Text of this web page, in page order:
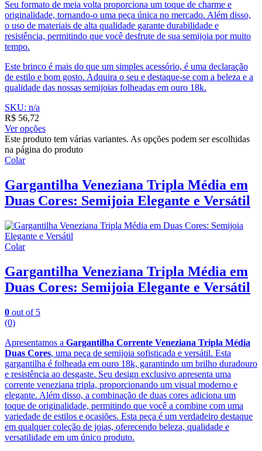
Seu formato de meia volta proporciona um toque de charme e
originalidade, tornando-o uma peça única no mercado. Além disso,
o uso de materiais de alta qualidade garante durabilidade e
resistência, permitindo que você desfrute de sua semijoia por muito
tempo.
Este brinco é mais do que um simples acessório, é uma declaração
de estilo e bom gosto. Adquira o seu e destaque-se com a beleza e a
qualidade das nossas semijoias folheadas em ouro 18k.
SKU: n/a
R$ 56,72
Ver opções
Este produto tem várias variantes. As opções podem ser escolhidas
na página do produto
Colar
Gargantilha Veneziana Tripla Média em
Duas Cores: Semijoia Elegante e Versátil
Colar
Gargantilha Veneziana Tripla Média em
Duas Cores: Semijoia Elegante e Versátil
0 out of 5
(0)
Apresentamos a Gargantilha Corrente Veneziana Tripla Média
Duas Cores, uma peça de semijoia sofisticada e versátil. Esta
gargantilha é folheada em ouro 18k, garantindo um brilho duradouro
e resistência ao desgaste. Seu design exclusivo apresenta uma
corrente veneziana tripla, proporcionando um visual moderno e
elegante. Além disso, a combinação de duas cores adiciona um
toque de originalidade, permitindo que você a combine com uma
variedade de estilos e ocasiões. Esta peça é um verdadeiro destaque
em qualquer coleção de joias, oferecendo beleza, qualidade e
versatilidade em um único produto.